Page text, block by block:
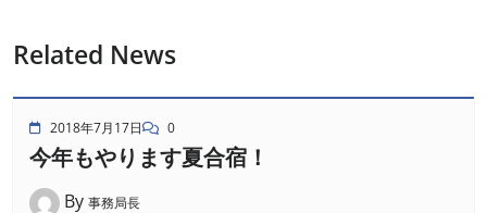
Related News
2018年7月17日 0
今年もやります夏合宿！
By 事務局長